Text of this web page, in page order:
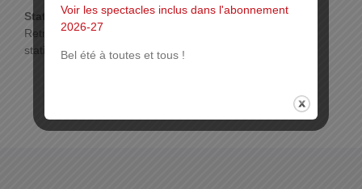
Stationnement :
Retrouvez toutes les infos sur les possibilités de
stationnement sur
www.mulhouse.fr/stationnement
Voir les spectacles inclus dans l'abonnement
2026-27
Bel été à toutes et tous !